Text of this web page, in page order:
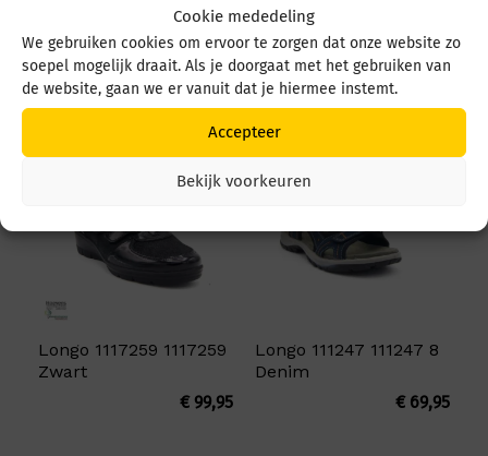
Cookie mededeling
We gebruiken cookies om ervoor te zorgen dat onze website zo
soepel mogelijk draait. Als je doorgaat met het gebruiken van
de website, gaan we er vanuit dat je hiermee instemt.
Accepteer
Bekijk voorkeuren
Longo 1033970
1033970 Zwart
€99,95
Longo 1083249
1083249 Zwart
Longo 1117259 1117259
Zwart
€99,95
Longo 111247 111247 8
Denim
€69,95